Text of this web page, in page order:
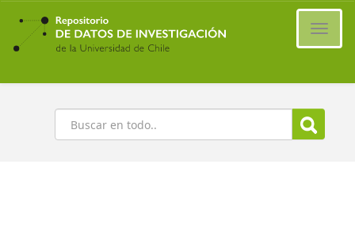
Ir
contenido
principal
Buscar